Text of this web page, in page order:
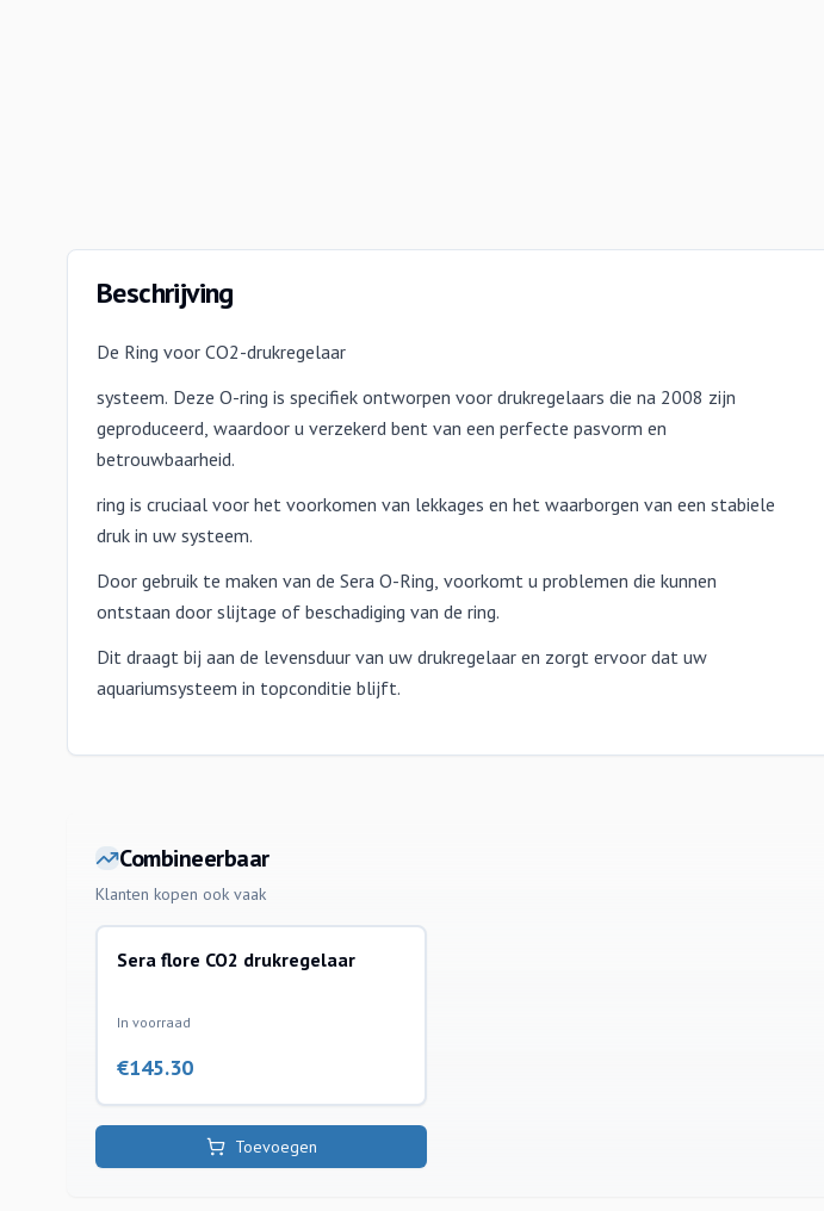
Beschrijving
De Ring voor CO2-drukregelaar
systeem. Deze O-ring is specifiek ontworpen voor drukregelaars die na 2008 zijn
geproduceerd, waardoor u verzekerd bent van een perfecte pasvorm en
betrouwbaarheid.
ring is cruciaal voor het voorkomen van lekkages en het waarborgen van een stabiele
druk in uw systeem.
Door gebruik te maken van de Sera O-Ring, voorkomt u problemen die kunnen
ontstaan door slijtage of beschadiging van de ring.
Dit draagt bij aan de levensduur van uw drukregelaar en zorgt ervoor dat uw
aquariumsysteem in topconditie blijft.
Combineerbaar
Klanten kopen ook vaak
co2 installatie toebehoren
Sera flore CO2 drukregelaar
In voorraad
€145.30
Toevoegen